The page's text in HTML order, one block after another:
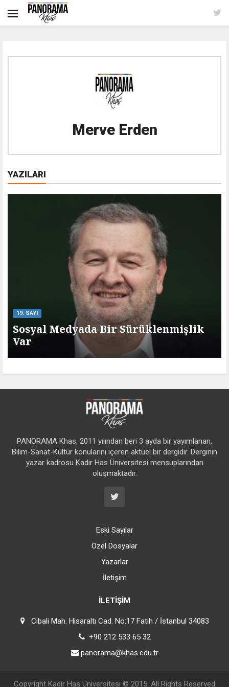
Merve Erden
YAZILARI
19. SAYI
Sosyal Medyada Bir Sürüklenmişlik
Var
PANORAMA Khas, 2011 yılından beri 3 ayda bir yayımlanan,
Bilim-Sanat-Kültür konularını içeren aktüel bir dergidir. Derginin
yazar kadrosu Kadir Has Üniversitesi mensuplarından
oluşmaktadır.
Eski Sayılar
Özel Dosyalar
Yazarlar
İletişim
İLETIŞIM
Cibali Mah. Hisaraltı Cad. No:17 Fatih / İstanbul 34083
+90 212 533 65 32
panorama@khas.edu.tr
Copyright Kadir Has Üniversitesi © 2015. All Rights Reserved